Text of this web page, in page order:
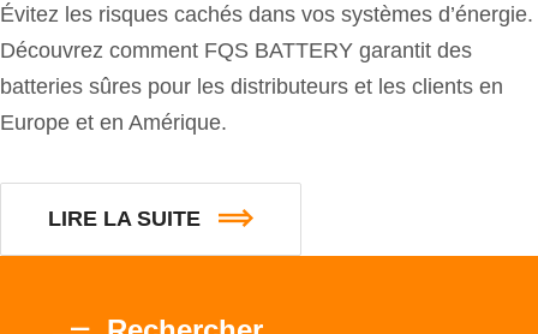
Évitez les risques cachés dans vos systèmes d’énergie.
Découvrez comment FQS BATTERY garantit des
batteries sûres pour les distributeurs et les clients en
Europe et en Amérique.
LIRE LA SUITE